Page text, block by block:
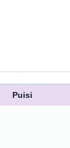
Puisi